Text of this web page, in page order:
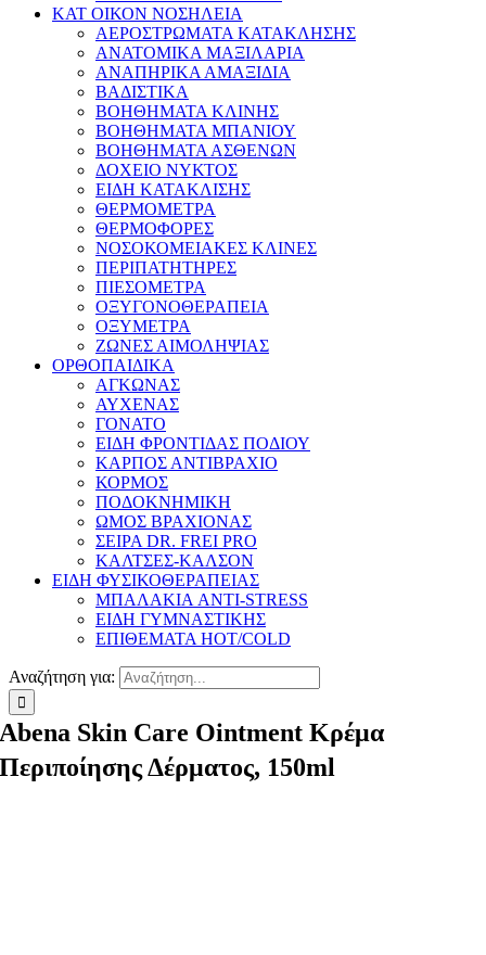
ΚΑΤ ΟΙΚΟΝ ΝΟΣΗΛΕΙΑ
ΑΕΡΟΣΤΡΩΜΑΤΑ ΚΑΤΑΚΛΗΣΗΣ
ΑΝΑΤΟΜΙΚΑ ΜΑΞΙΛΑΡΙΑ
ΑΝΑΠΗΡΙΚΑ ΑΜΑΞΙΔΙΑ
ΒΑΔΙΣΤΙΚΑ
ΒΟΗΘΗΜΑΤΑ ΚΛΙΝΗΣ
ΒΟΗΘΗΜΑΤΑ ΜΠΑΝΙΟΥ
ΒΟΗΘΗΜΑΤΑ ΑΣΘΕΝΩΝ
ΔΟΧΕΙΟ ΝΥΚΤΟΣ
ΕΙΔΗ ΚΑΤΑΚΛΙΣΗΣ
ΘΕΡΜΟΜΕΤΡΑ
ΘΕΡΜΟΦΟΡΕΣ
ΝΟΣΟΚΟΜΕΙΑΚΕΣ ΚΛΙΝΕΣ
ΠΕΡΙΠΑΤΗΤΗΡΕΣ
ΠΙΕΣΟΜΕΤΡΑ
ΟΞΥΓΟΝΟΘΕΡΑΠΕΙΑ
ΟΞΥΜΕΤΡΑ
ΖΩΝΕΣ ΑΙΜΟΛΗΨΙΑΣ
ΟΡΘΟΠΑΙΔΙΚΑ
ΑΓΚΩΝΑΣ
ΑΥΧΕΝΑΣ
ΓΟΝΑΤΟ
ΕΙΔΗ ΦΡΟΝΤΙΔΑΣ ΠΟΔΙΟΥ
ΚΑΡΠΟΣ ΑΝΤΙΒΡΑΧΙΟ
ΚΟΡΜΟΣ
ΠΟΔΟΚΝΗΜΙΚΗ
ΩΜΟΣ ΒΡΑΧΙΟΝΑΣ
ΣΕΙΡΑ DR. FREI PRO
ΚΑΛΤΣΕΣ-ΚΑΛΣΟΝ
ΕΙΔΗ ΦΥΣΙΚΟΘΕΡΑΠΕΙΑΣ
ΜΠΑΛΑΚΙΑ ANTI-STRESS
ΕΙΔΗ ΓΥΜΝΑΣΤΙΚΗΣ
ΕΠΙΘΕΜΑΤΑ HOT/COLD
Αναζήτηση για:
Abena Skin Care Ointment Κρέμα
Περιποίησης Δέρματος, 150ml